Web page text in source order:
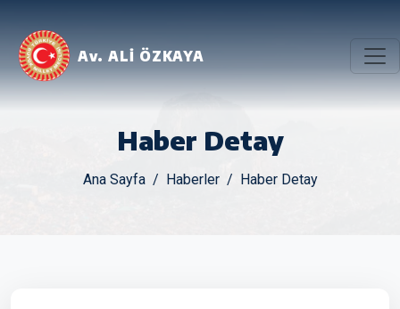
Av. ALİ ÖZKAYA
Haber Detay
Ana Sayfa Haberler Haber Detay